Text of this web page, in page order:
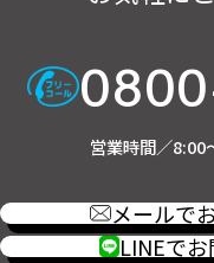
営業時間／8:00
メールで
LINEで